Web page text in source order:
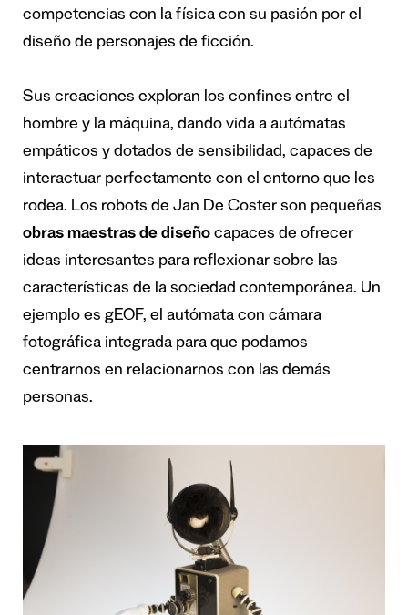
competencias con la física con su pasión por el
diseño de personajes de ficción.
Sus creaciones exploran los confines entre el
hombre y la máquina, dando vida a autómatas
empáticos y dotados de sensibilidad, capaces de
interactuar perfectamente con el entorno que les
rodea. Los robots de Jan De Coster son pequeñas
obras maestras de diseño capaces de ofrecer
ideas interesantes para reflexionar sobre las
características de la sociedad contemporánea. Un
ejemplo es gEOF, el autómata con cámara
fotográfica integrada para que podamos
centrarnos en relacionarnos con las demás
personas.